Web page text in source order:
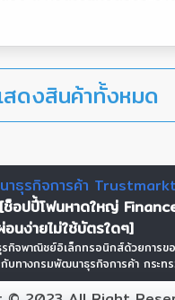
ดงสินค้าทั้งหมด
[ช็อปปี้โฟนหาดใหญ่
อนง่ายไม่ใช้บัตรใดๆ]
รกิจพาณิชย์อิเล็กทรอนิกส์ด้วยการข
บทางกรมพัฒนาธุรกิจการค้า กระท